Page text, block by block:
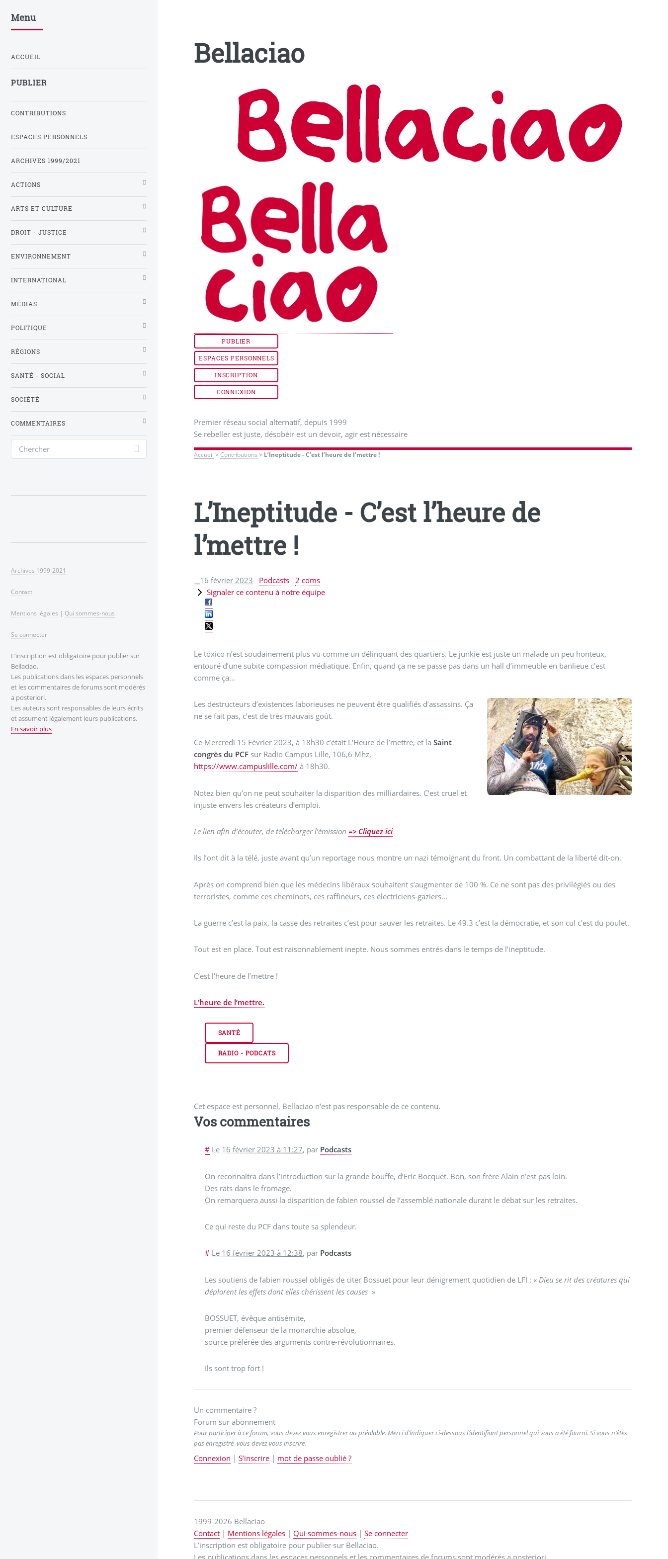
Bellaciao
PUBLIER
ESPACES PERSONNELS
INSCRIPTION
CONNEXION
Premier réseau social alternatif, depuis 1999
Se rebeller est juste, désobéir est un devoir, agir est nécessaire
Accueil >Contributions > L’Ineptitude - C’est l’heure de l’mettre !
L’Ineptitude - C’est l’heure de
l’mettre !
16 février 2023 Podcasts
2 coms
Signaler ce contenu à notre équipe
Le toxico n’est soudainement plus vu comme un délinquant des quartiers. Le junkie est juste un malade un peu honteux,
entouré d’une subite compassion médiatique. Enfin, quand ça ne se passe pas dans un hall d’immeuble en banlieue c’est
comme ça...
Les destructeurs d’existences laborieuses ne peuvent être qualifiés d’assassins. Ça
ne se fait pas, c’est de très mauvais goût.
Ce Mercredi 15 Février 2023, à 18h30 c’était L’Heure de l’mettre, et laSaint
congrès du PCF sur Radio Campus Lille, 106,6 Mhz,
https://www.campuslille.com/ à 18h30.
Notez bien qu’on ne peut souhaiter la disparition des milliardaires. C’est cruel et
injuste envers les créateurs d’emploi.
Le lien afin d’écouter, de télécharger l’émission=> Cliquez ici
Ils l’ont dit à la télé, juste avant qu’un reportage nous montre un nazi témoignant du front. Un combattant de la liberté dit-on.
Après on comprend bien que les médecins libéraux souhaitent s’augmenter de 100 %. Ce ne sont pas des privilégiés ou des
terroristes, comme ces cheminots, ces raffineurs, ces électriciens-gaziers...
La guerre c’est la paix, la casse des retraites c’est pour sauver les retraites. Le 49.3 c’est la démocratie, et son cul c’est du poulet.
Tout est en place. Tout est raisonnablement inepte. Nous sommes entrés dans le temps de l’ineptitude.
C’est l’heure de l’mettre !
L’heure de l’mettre.
SANTÉ
RADIO - PODCATS
Cet espace est personnel, Bellaciao n'est pas responsable de ce contenu.
Vos commentaires
# Le 16 février 2023 à 11:27, par Podcasts
On reconnaitra dans l’introduction sur la grande bouffe, d’Eric Bocquet. Bon, son frère Alain n’est pas loin.
Des rats dans le fromage.
On remarquera aussi la disparition de fabien roussel de l’assemblé nationale durant le débat sur les retraites.
Ce qui reste du PCF dans toute sa splendeur.
# Le 16 février 2023 à 12:38, par Podcasts
Les soutiens de fabien roussel obligés de citer Bossuet pour leur dénigrement quotidien de LFI : « Dieu se rit des créatures qui
déplorent les effets dont elles chérissent les causes »
BOSSUET, évêque antisémite,
premier défenseur de la monarchie absolue,
source préférée des arguments contre-révolutionnaires.
Ils sont trop fort !
Un commentaire ?
Forum sur abonnement
Pour participer à ce forum, vous devez vous enregistrer au préalable. Merci d’indiquer ci-dessous l’identifiant personnel qui vous a été fourni. Si vous n’êtes
pas enregistré, vous devez vous inscrire.
Connexion |S’inscrire | mot de passe oublié ?
1999-2026 Bellaciao
Contact | Mentions légales | Qui sommes-nous |Se connecter
L’inscription est obligatoire pour publier sur Bellaciao.
Menu
ACCUEIL
PUBLIER
CONTRIBUTIONS
ESPACES PERSONNELS
ARCHIVES 1999/2021
ACTIONS
ARTS ET CULTURE
DROIT - JUSTICE
ENVIRONNEMENT
INTERNATIONAL
MÉDIAS
POLITIQUE
RÉGIONS
SANTÉ - SOCIAL
SOCIÉTÉ
COMMENTAIRES
Archives 1999-2021
Contact
Mentions légales | Qui sommes-nous
Se connecter
L’inscription est obligatoire pour publier sur
Bellaciao.
Les publications dans les espaces personnels
et les commentaires de forums sont modérés
a posteriori.
Les auteurs sont responsables de leurs écrits
et assument légalement leurs publications.
En savoir plus